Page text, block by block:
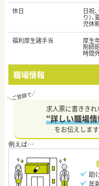
休日
日祝
り）
児休
福利厚生諸手当
厚生
剤師
時間
職場情報
求人票に書ききれ
“詳しい職場
をお伝えします
助
年